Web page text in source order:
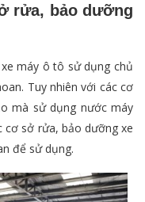
rửa, bảo dưỡng
máy ô tô sử dụng chủ
Tuy nhiên với các cơ
mà sử dụng nước máy
cơ sở rửa, bảo dưỡng xe
để sử dụng.